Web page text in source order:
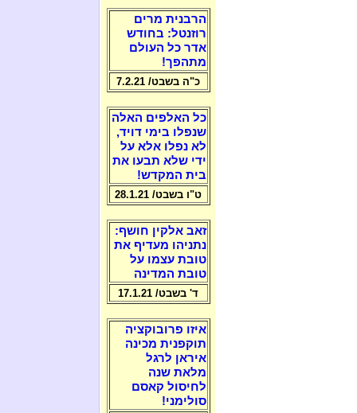
הרבנית מרים
רוזנטל: בחודש
אדר כל העולם
מתהפך!
כ"ה בשבט/ 7.2.21
כל האלפים האלה
שנפלו בימי דויד,
לא נפלו אלא על
ידי שלא תבעו את
בית המקדש!
ט"ו בשבט/ 28.1.21
זאב אלקין חושף:
נתניהו מעדיף את
טובת עצמו על
טובת המדינה
ד' בשבט/ 17.1.21
איזו פרובוקציה
תוקפנית מכינה
איראן לרגל
מלאת שנה
לחיסול קאסם
סולימני!